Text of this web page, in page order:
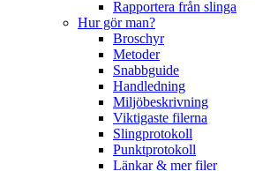
Rapportera från slinga
Hur gör man?
Broschyr
Metoder
Snabbguide
Handledning
Miljöbeskrivning
Viktigaste filerna
Slingprotokoll
Punktprotokoll
Länkar & mer filer